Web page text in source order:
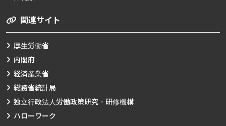
関連サイト
厚生労働省
内閣府
経済産業省
総務省統計局
独立行政法人労働政策研究・研修機構
ハローワーク